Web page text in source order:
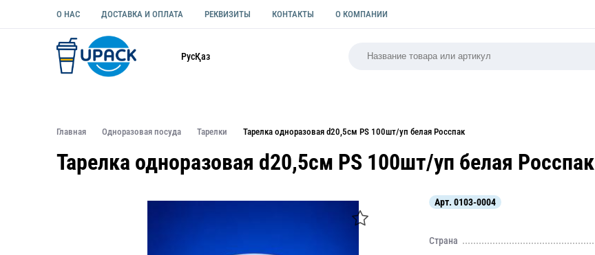
О НАС ДОСТАВКА И ОПЛАТА РЕКВИЗИТЫ КОНТАКТЫ О КОМПАНИИ
РусҚаз
Главная Одноразовая посуда Тарелки Тарелка одноразовая d20,5см PS 100шт/уп белая Росспак
Тарелка одноразовая d20,5см PS 100шт/уп белая Росспак
Арт. 0103-0004
Страна